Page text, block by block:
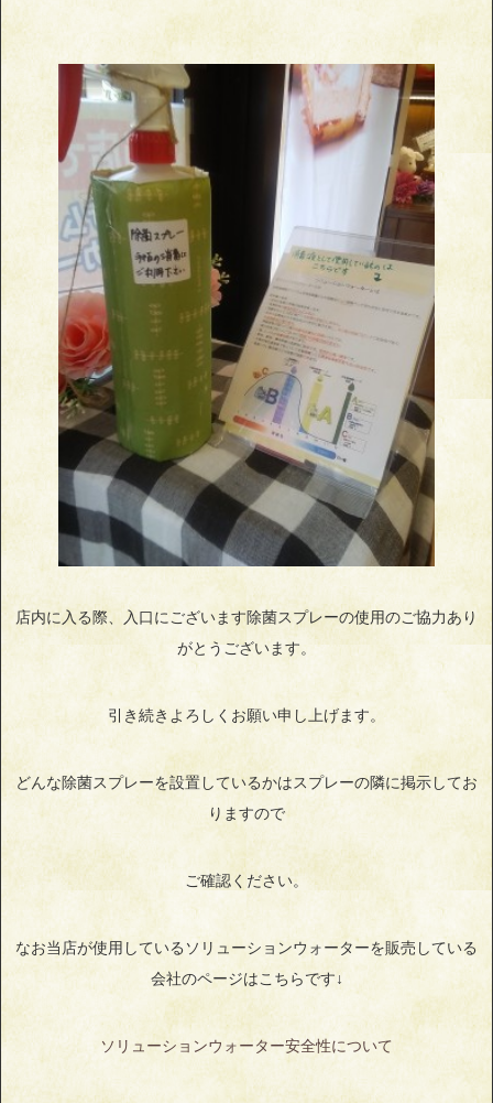
店内に入る際、入口にございます除菌スプレーの使用のご協力あり
がとうございます。
引き続きよろしくお願い申し上げます。
どんな除菌スプレーを設置しているかはスプレーの隣に掲示してお
りますので
ご確認ください。
なお当店が使用しているソリューションウォーターを販売している
会社のページはこちらです↓
ソリューションウォーター安全性について